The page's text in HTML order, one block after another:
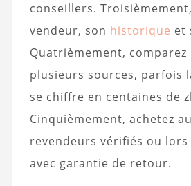
conseillers.
vendeur, son historique et
Quatrièmement, comparez
plusieurs sources, parfois
se chiffre en centaines de
Cinquièmement, achetez
revendeurs vérifiés ou lors
avec garantie de retour.